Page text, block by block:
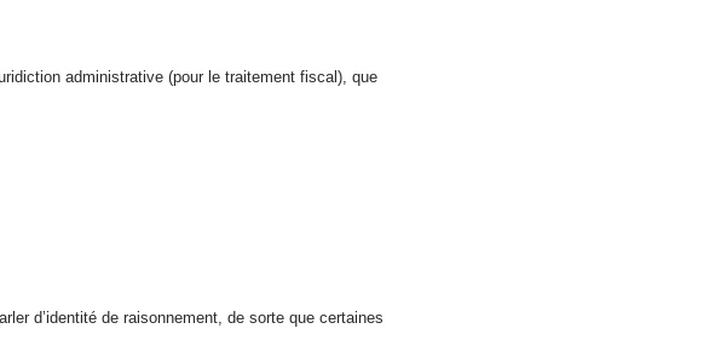
administrative (pour le traitement fiscal), que
d’identité de raisonnement, de sorte que certaines